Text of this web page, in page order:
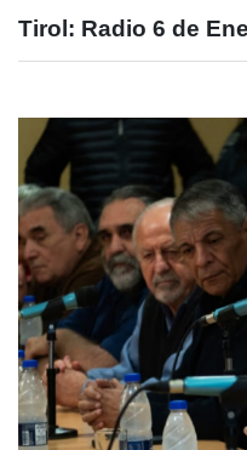
Tirol: Radio 6 de